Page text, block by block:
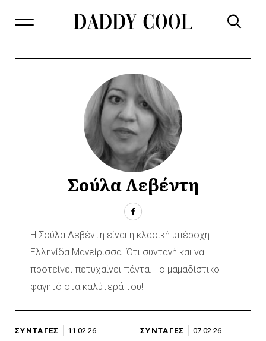
ΣΥΝΤΑΓΕΣ 11.02.26 ΣΥΝΤΑΓΕΣ 07.02.26
Σούλα Λεβέντη
Η Σούλα Λεβέντη είναι η κλασική υπέροχη
Ελληνίδα Μαγείρισσα. Ότι συνταγή και να
προτείνει πετυχαίνει πάντα. Το μαμαδίστικο
φαγητό στα καλύτερά του!